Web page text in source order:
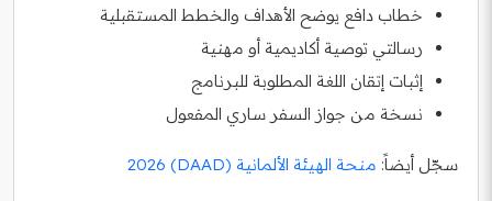
خطاب دافع يوضح الأهداف والخطط المستقبلية
رسالتي توصية أكاديمية أو مهنية
إثبات إتقان اللغة المطلوبة للبرنامج
نسخة من جواز السفر ساري المفعول
سجّل أيضاً: منحة الهيئة الألمانية (DAAD) 2026